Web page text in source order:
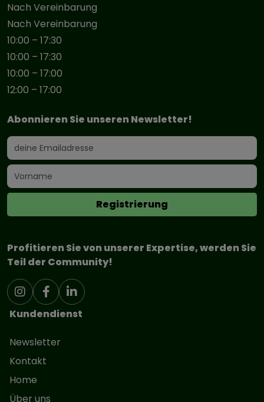
Nach Vereinbarung
Nach Vereinbarung
10:00 – 17:30
10:00 – 17:30
10:00 – 17:00
12:00 – 17:00
Abonnieren Sie unseren Newsletter!
Profitieren Sie von unserer Expertise, werden Sie
Teil der Community!
Kundendienst
Newsletter
Kontakt
Home
Über uns